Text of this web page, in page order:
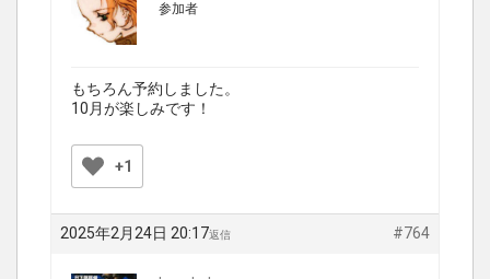
参加者
もちろん予約しました。
10月が楽しみです！
+1
2025年2月24日 20:17 #764
返信